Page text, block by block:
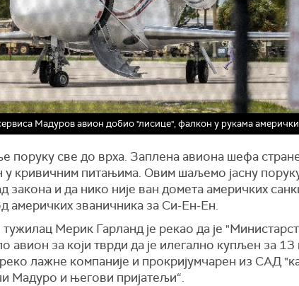
Мадуров авион добио "лисице", фалкон у рукама
поруку све до врха. Заплена авиона шефа
у кривичним питањима. Овим шаљемо јасну
закона и да нико није ван домета америчких
америчких званичника за Си-Ен-Ен.
Мерик Гарланд је рекао да је
авион за који тврди да је илегално купљен за
лажне компаније и прокријумчарен из САД
Мадуро и његови пријатељи“.